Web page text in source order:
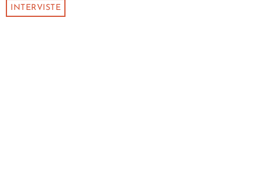
INTERVISTE